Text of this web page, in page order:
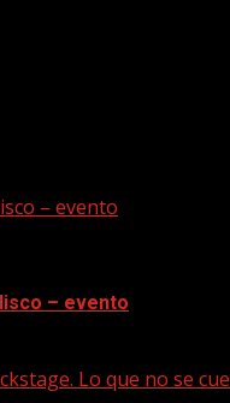
– evento
– evento
Lo que no se